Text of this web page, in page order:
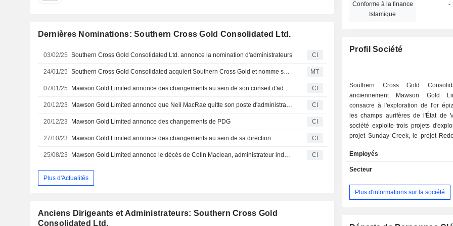
Dernières Nominations: Southern Cross Gold Consolidated Ltd.
03/02/25 Southern Cross Gold Consolidated Ltd. annonce la nomination d'administrateurs CI
24/01/25 Southern Cross Gold Consolidated acquiert Southern Cross Gold et nomme son PDG MT
07/01/25 Mawson Gold Limited annonce des changements au sein de son conseil d'administration CI
20/12/23 Mawson Gold Limited annonce que Neil MacRae quitte son poste d'administrateur CI
20/12/23 Mawson Gold Limited annonce des changements de PDG CI
27/10/23 Mawson Gold Limited annonce des changements au sein de sa direction CI
25/08/23 Mawson Gold Limited annonce le décès de Colin Maclean, administrateur indépendant CI
Plus d'Actualités
Anciens Dirigeants et Administrateurs: Southern Cross Gold
Consolidated Ltd.
Conforme à la finance
Islamique
-
Profil Société
Southern Cross Gold
anciennement Mawson Gold
consacre à l'exploration de l'or
les champs aurifères de l'État de
société exploite trois projets
projet Sunday Creek, le projet
gisement orogénique (ou épizonal)
de type Fosterville situé à environ 60
900 hectares (ha) des deux permis
accordés et d'un permis de
Employés
Secteur
Plus d'informations sur la société